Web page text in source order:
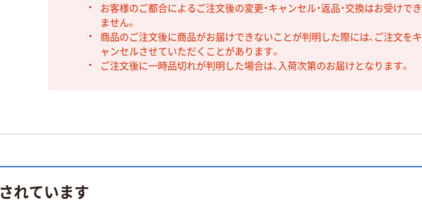
お客様のご都合によるご注文後の変更・キャンセル・返品・交換はお受けでき
ません。
商品のご注文後に商品がお届けできないことが判明した際には、ご注文をキ
ャンセルさせていただくことがあります。
ご注文後に一時品切れが判明した場合は、入荷次第のお届けとなります。
れています